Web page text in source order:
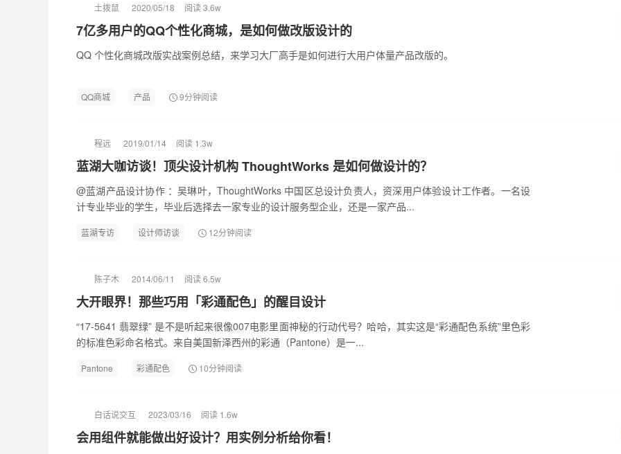
土拨鼠 2020/05/18 阅读 3.6w
7亿多用户的QQ个性化商城，是如何做改版设计的
QQ 个性化商城改版实战案例总结，来学习大厂高手是如何进行大用户体量产品改版的。
QQ商城 产品 9分钟阅读
程远 2019/01/14 阅读 1.3w
蓝湖大咖访谈！顶尖设计机构 ThoughtWorks 是如何做设计的？
@蓝湖产品设计协作 ：吴琳叶，ThoughtWorks 中国区总设计负责人，资深用户体验设计工作者。一名设
计专业毕业的学生，毕业后选择去一家专业的设计服务型企业，还是一家产品...
蓝湖专访 设计师访谈 12分钟阅读
陈子木 2014/06/11 阅读 6.5w
大开眼界！那些巧用「彩通配色」的醒目设计
“17-5641 翡翠绿” 是不是听起来很像007电影里面神秘的行动代号？哈哈，其实这是“彩通配色系统”里色彩
的标准色彩命名格式。来自美国新泽西州的彩通（Pantone）是一...
Pantone 彩通配色 10分钟阅读
白话说交互 2023/03/16 阅读 1.6w
会用组件就能做出好设计？用实例分析给你看！